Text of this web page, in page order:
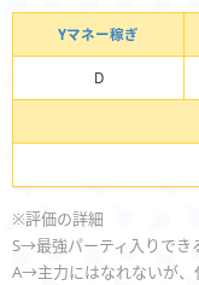
Yマネー稼ぎ
D
※評価の詳細
S→最強パーティ入りでき
A→主力にはなれないが、